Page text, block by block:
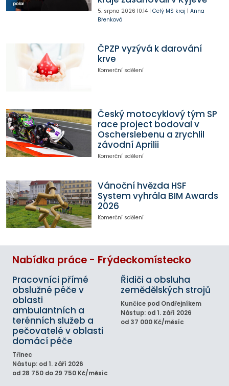
5. srpna 2026 10:14| Celý MS kraj | Anna
Břenková
ČPZP vyzývá k darování
krve
Komerční sdělení
Český motocyklový tým SP
race project bodoval v
Oscherslebenu a zrychlil
závodní Aprilii
Komerční sdělení
Vánoční hvězda HSF
System vyhrála BIM Awards
2026
Komerční sdělení
Nabídka práce - Frýdeckomístecko
Pracovníci přímé
obslužné péče v
oblasti
ambulantních a
terénních služeb a
pečovatelé v oblasti
domácí péče
Třinec
Nástup: od 1. září 2026
od 28 750 do 29 750 Kč/měsíc
Řidiči a obsluha
zemědělských strojů
Kunčice pod Ondřejníkem
Nástup: od 1. září 2026
od 37 000 Kč/měsíc